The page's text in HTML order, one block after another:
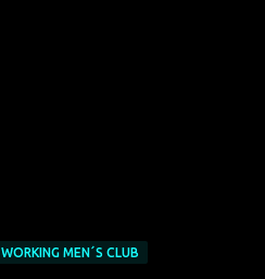
WORKING MEN´S CLUB